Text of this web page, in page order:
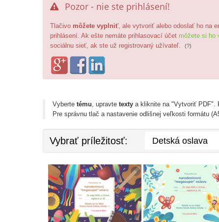
 Pozor - nie ste prihlásení!
Tlačivo môžete vyplniť, ale vytvoriť alebo odoslať ho na
prihlásení. Ak ešte nemáte prihlasovací účet môžete si ho
sociálnu sieť, ak ste už registrovaný užívateľ.
(?)
Vyberte tému, upravte texty a kliknite na "Vytvoriť PDF".
Pre správnu tlač a nastavenie odlišnej veľkosti formátu
Vybrať príležitosť: